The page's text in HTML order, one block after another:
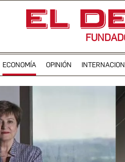
ECONOMÍA OPINIÓN